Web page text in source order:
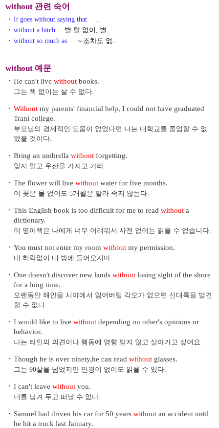
without 관련 숙어
・ It goes without saying that
..
・ without a hitch
별 탈 없이, 별..
・ without so much as ～조차도 없..
without 예문
・ He can't live without books.
그는 책 없이는 살 수 없다.
・ Without my parents' financial help, I could not have graduated
Trani college.
부모님의 경제적인 도움이 없었다면 나는 대학교를 졸업할 수 없
었을 것이다.
・ Bring an umbrella without forgetting.
잊지 말고 우산을 가지고 가라.
・ The flower will live without water for five months.
이 꽃은 물 없이도 5개월은 말라 죽지 않는다.
・ This English book is too difficult for me to read without a
dictionary.
이 영어책은 나에게 너무 어려워서 사전 없이는 읽을 수 없습니다.
・ You must not enter my room without my permission.
내 허락없이 내 방에 들어오지마.
・ One doesn't discover new lands without losing sight of the shore
for a long time.
오랜동안 해안을 시야에서 잃어버릴 각오가 없으면 신대륙을 발견
할 수 없다.
・ I would like to live without depending on other's opinions or
behavior.
나는 타인의 의견이나 행동에 영향 받지 않고 살아가고 싶어요.
・ Though he is over ninety,he can read without glasses.
그는 90살을 넘었지만 안경이 없이도 읽을 수 있다.
・ I can't leave without you.
너를 남겨 두고 떠날 수 없다.
・ Samuel had driven his car for 50 years without an accident until
he hit a truck last January.